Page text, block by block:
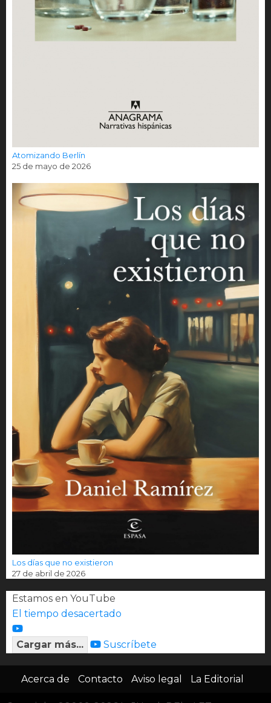
Atomizando Berlín
25 de mayo de 2026
Los días que no existieron
27 de abril de 2026
Estamos en YouTube
El tiempo desacertado
Cargar más... Suscríbete
Acerca de Contacto Aviso legal La Editorial